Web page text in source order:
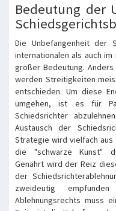
Bedeutung der
Die Unbefangenheit der
internationalen als auch
großer Bedeutung.
werden Streitigkeiten
entschieden. Um diese
umgehen, ist es für
Schiedsrichter
Austausch der
Strategie wird vielfach
die "schwarze Kunst"
Genährt wird der Reiz
der
zweideutig
Ablehnungsrechts muss